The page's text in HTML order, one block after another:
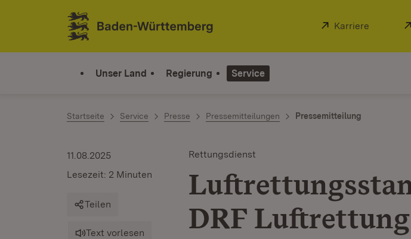
Zum Inhalt springen
Link zur Startseite
Extern:
Karriere (Öffnet
Unser Land Regierung Service
Startseite Service Presse Pressemitteilungen Pressemitteilung
Rettungsdienst
DRF
11.08.2025
Lesezeit: 2 Minuten
Teilen
Text vorlesen